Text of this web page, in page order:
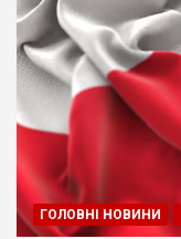
ГОЛОВНІ НОВИНИ